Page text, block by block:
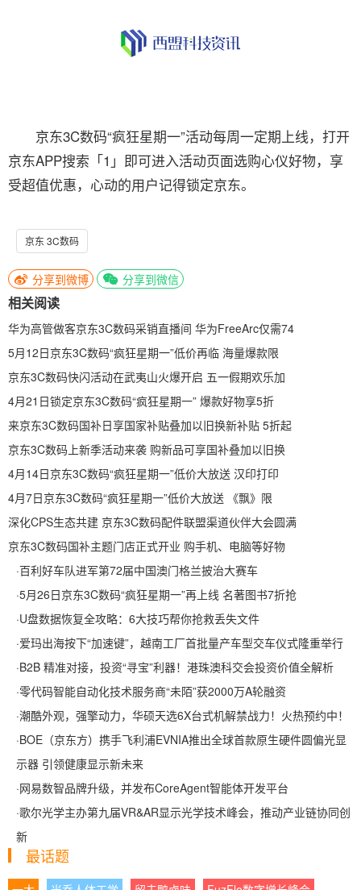
京东3C数码“疯狂星期一”活动每周一定期上线，打开
京东APP搜索「1」即可进入活动页面选购心仪好物，享
受超值优惠，心动的用户记得锁定京东。
京东 3C数码
分享到微博 分享到微信
相关阅读
华为高管做客京东3C数码采销直播间 华为FreeArc仅需74
5月12日京东3C数码“疯狂星期一”低价再临 海量爆款限
京东3C数码快闪活动在武夷山火爆开启 五一假期欢乐加
4月21日锁定京东3C数码“疯狂星期一” 爆款好物享5折
来京东3C数码国补日享国家补贴叠加以旧换新补贴 5折起
京东3C数码上新季活动来袭 购新品可享国补叠加以旧换
4月14日京东3C数码“疯狂星期一”低价大放送 汉印打印
4月7日京东3C数码“疯狂星期一”低价大放送 《飘》限
深化CPS生态共建 京东3C数码配件联盟渠道伙伴大会圆满
京东3C数码国补主题门店正式开业 购手机、电脑等好物
·百利好车队进军第72届中国澳门格兰披治大赛车
·5月26日京东3C数码“疯狂星期一”再上线 名著图书7折抢
·U盘数据恢复全攻略：6大技巧帮你抢救丢失文件
·爱玛出海按下“加速键”，越南工厂首批量产车型交车仪式隆重举行
·B2B 精准对接，投资“寻宝”利器！港珠澳科交会投资价值全解析
·零代码智能自动化技术服务商“未陌”获2000万A轮融资
·潮酷外观，强擎动力，华硕天选6X台式机解禁战力！火热预约中！
·BOE（京东方）携手飞利浦EVNIA推出全球首款原生硬件圆偏光显
示器 引领健康显示新未来
·网易数智品牌升级，并发布CoreAgent智能体开发平台
·歌尔光学主办第九届VR&AR显示光学技术峰会，推动产业链协同创
新
最话题